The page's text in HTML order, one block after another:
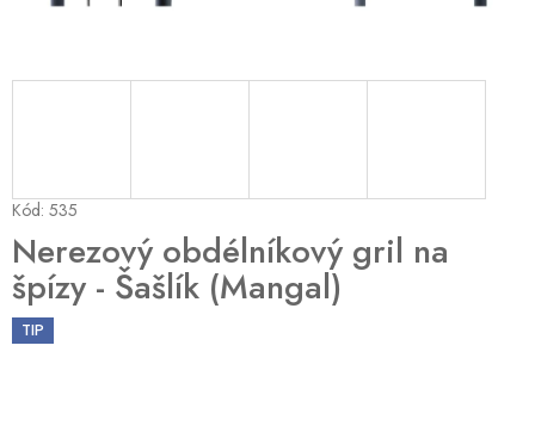
Nerezový obdélníkový gril na
špízy - Šašlík (Mangal)
Kód: 535
TIP